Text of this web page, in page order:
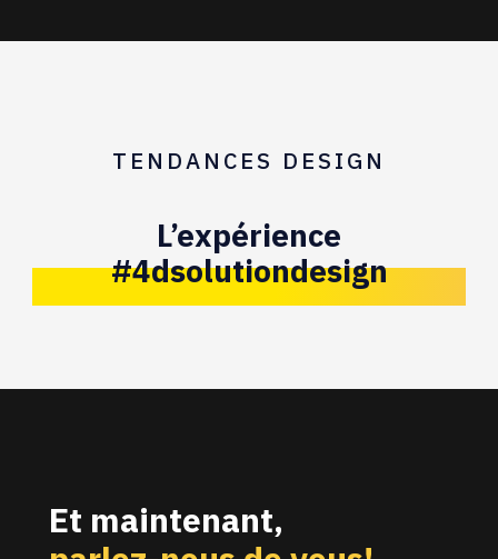
TENDANCES DESIGN
L’expérience
#4dsolutiondesign
Et maintenant,